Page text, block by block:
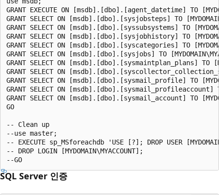
GRANT EXECUTE ON [msdb].[dbo].[agent_datetime] TO
GRANT SELECT ON [msdb].[dbo].[sysjobsteps] TO
GRANT SELECT ON [msdb].[dbo].[syssubsystems] TO
GRANT SELECT ON [msdb].[dbo].[sysjobhistory] TO
GRANT SELECT ON [msdb].[dbo].[syscategories] TO
GRANT SELECT ON [msdb].[dbo].[sysjobs] TO
GRANT SELECT ON [msdb].[dbo].[sysmaintplan_plans] TO
GRANT SELECT ON
GRANT SELECT ON [msdb].[dbo].[sysmail_profile] TO
GRANT SELECT ON [msdb].[dbo].[sysmail_profileaccount] TO
GRANT SELECT ON [msdb].[dbo].[sysmail_account] TO
GO
-- Clean up
--use master;
-- EXECUTE sp_MSforeachdb 'USE [?]; DROP USER
-- DROP LOGIN [MYDOMAIN\MYACCOUNT];
SQL Server 인증